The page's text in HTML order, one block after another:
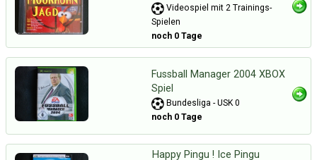
Videospiel mit 2 Trainings-
Spielen
noch 0 Tage
Fussball Manager 2004 XBOX
Spiel
Bundesliga - USK 0
noch 0 Tage
Happy Pingu ! Ice Pingu